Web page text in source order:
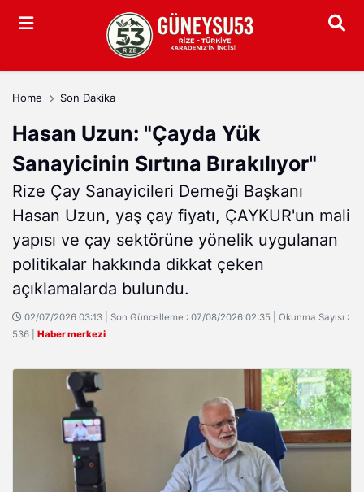
Arama
Home Son Dakika
Hasan Uzun: "Çayda Yük
Sanayicinin Sırtına Bırakılıyor"
Rize Çay Sanayicileri Derneği Başkanı
Hasan Uzun, yaş çay fiyatı, ÇAYKUR'un mali
yapısı ve çay sektörüne yönelik uygulanan
politikalar hakkında dikkat çeken
açıklamalarda bulundu.
02/07/2026 03:13 | Son Güncelleme : 07/08/2026 02:35 | Okunma Sayısı :
536 | Haber merkezi